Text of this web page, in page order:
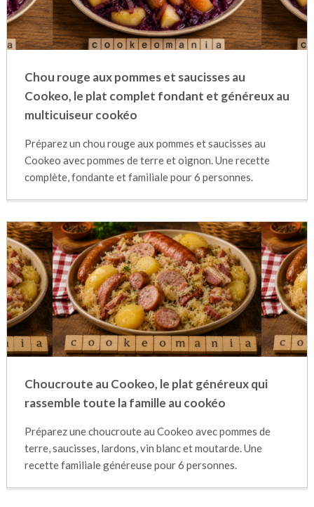
Chou rouge aux pommes et saucisses au
Cookeo, le plat complet fondant et généreux au
multicuiseur cookéo
Préparez un chou rouge aux pommes et saucisses au
Cookeo avec pommes de terre et oignon. Une recette
complète, fondante et familiale pour 6 personnes.
Choucroute au Cookeo, le plat généreux qui
rassemble toute la famille au cookéo
Préparez une choucroute au Cookeo avec pommes de
terre, saucisses, lardons, vin blanc et moutarde. Une
recette familiale généreuse pour 6 personnes.